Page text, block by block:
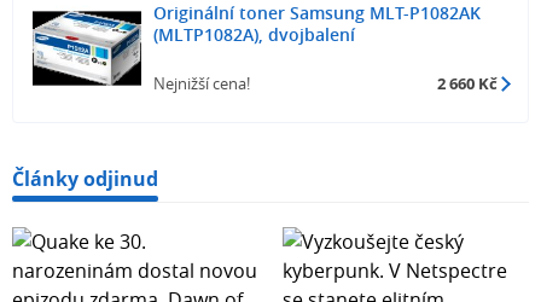
Originální toner Samsung MLT-P1082AK
(MLTP1082A), dvojbalení
Nejnižší cena! 2 660 Kč
Články odjinud